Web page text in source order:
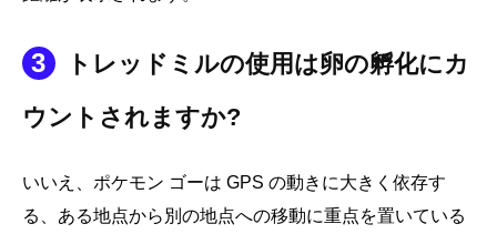
3
トレッドミルの使用は卵の孵化にカ
ウントされますか?
いいえ、ポケモン ゴーは GPS の動きに大きく依存す
る、ある地点から別の地点への移動に重点を置いている